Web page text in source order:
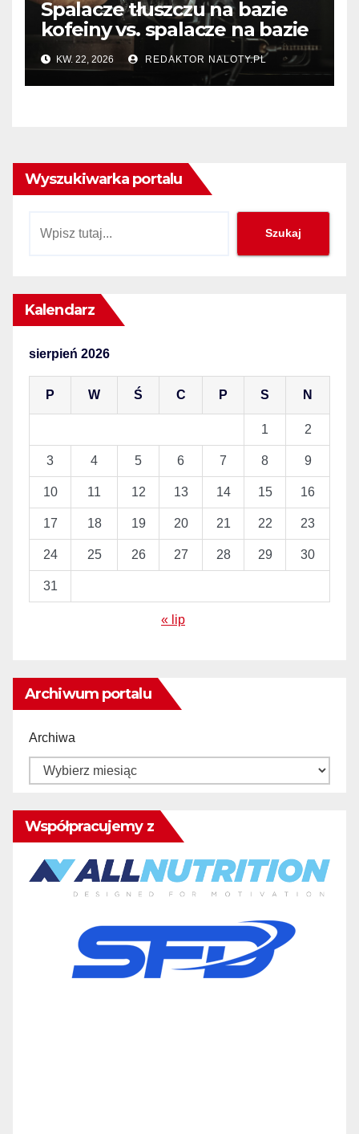
Spalacze tłuszczu na bazie
kofeiny vs. spalacze na bazie
termogeników – który typ
wybrać?
KW. 22, 2026 REDAKTOR NALOTY.PL
Wyszukiwarka portalu
Szukaj Szukaj
Kalendarz
sierpień 2026
P W Ś C P S N
1 2
3 4 5 6 7 8 9
10 11 12 13 14 15 16
17 18 19 20 21 22 23
24 25 26 27 28 29 30
31
« lip
Archiwum portalu
Archiwa
Współpracujemy z